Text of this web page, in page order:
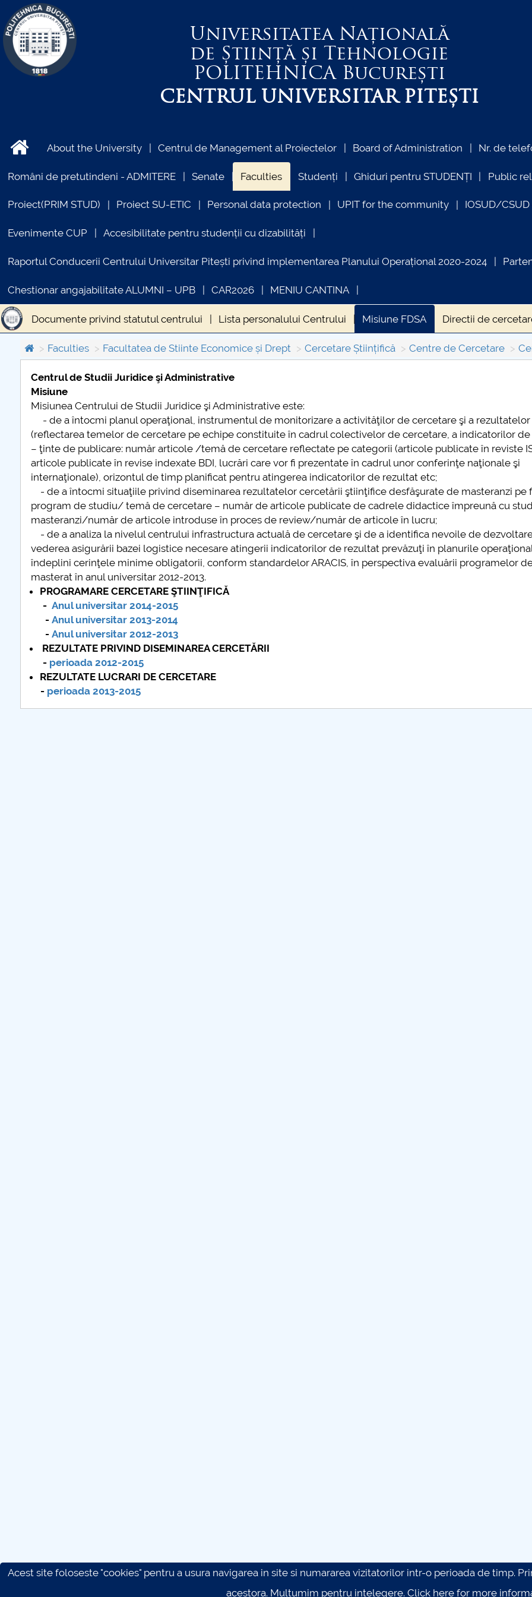
Universitatea Națională
de Știință și Tehnologie
POLITEHNICABucurești
CENTRUL UNIVERSITAR PITEȘTI
About the University Centrul de Management al Proiectelor Board of Administration Nr. de
Români de pretutindeni - ADMITERE Senate Faculties Studenți Ghiduri pentru STUDENȚI Public
Proiect(PRIM STUD) Proiect SU-ETIC Personal data protection UPIT for the community IOSUD/
Evenimente CUP Accesibilitate pentru studenții cu dizabilități
Raportul Conducerii Centrului Universitar Pitești privind implementarea Planului Operațional 2020-2024
Chestionar angajabilitate ALUMNI – UPB CAR2026 MENIU CANTINA
Documente privind statutul centrului Lista personalului Centrului Misiune FDSA Directii de
Baza de documente stiintifica Sesiuni stiintifice studentesti Contact centru Arhiva documentelor
Faculties Facultatea de Stiinte Economice și Drept Cercetare Științifică Centre de Cercetare
Centrul de Studii Juridice şi Administrative
Misiune
Misiunea Centrului de Studii Juridice şi Administrative este:
- de a întocmi planul operaţional, instrumentul de monitorizare a activităţilor de cercetare şi a rezultatelor
(reflectarea temelor de cercetare pe echipe constituite în cadrul colectivelor de cercetare, a indicatorilor
– ţinte de publicare: număr articole /temă de cercetare reflectate pe categorii (articole publicate în reviste
articole publicate în revise indexate BDI, lucrări care vor fi prezentate în cadrul unor conferinţe naţionale şi
internaţionale), orizontul de timp planificat pentru atingerea indicatorilor de rezultat etc;
- de a întocmi situaţiile privind diseminarea rezultatelor cercetării ştiinţifice desfăşurate de masteranzi pe
program de studiu/ temă de cercetare – număr de articole publicate de cadrele didactice împreună cu
masteranzi/număr de articole introduse în proces de review/număr de articole în lucru;
- de a analiza la nivelul centrului infrastructura actuală de cercetare şi de a identifica nevoile de
vederea asigurării bazei logistice necesare atingerii indicatorilor de rezultat prevăzuţi în planurile
îndeplini cerinţele minime obligatorii, conform standardelor ARACIS, în perspectiva evaluării programelor
masterat în anul universitar 2012-2013.
PROGRAMARE CERCETARE ŞTIINŢIFICĂ
- Anul universitar 2014-2015
- Anul universitar 2013-2014
- Anul universitar 2012-2013
REZULTATE PRIVIND DISEMINAREA CERCETĂRII
- perioada 2012-2015
REZULTATE LUCRARI DE CERCETARE
- perioada 2013-2015
COMUNICAT DE PRESA
PRIMSTUD 26.03.2026
further information...
INFORMATII ACTE STUDII
further information...
Acest site foloseste "cookies" pentru a usura navigarea in site si numararea vizitatorilor intr-o perioada de timp.
acestora. Multumim pentru intelegere. Click here for more